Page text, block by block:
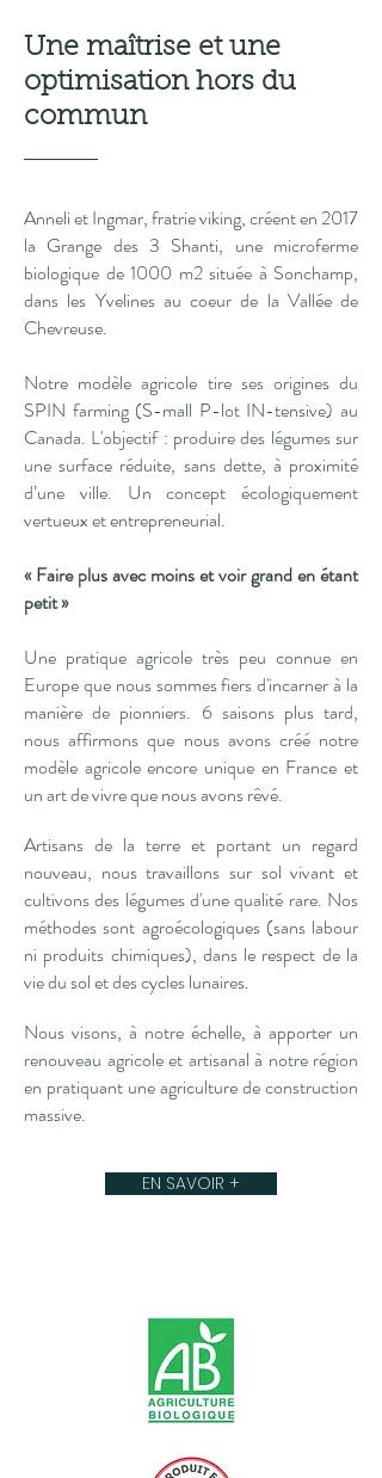
Une maîtrise et une
optimisation hors du
commun
Anneli et Ingmar, fratrie viking, créent en 2017
la Grange des 3 Shanti, une microferme
biologique de 1000 m2 située à Sonchamp,
dans les Yvelines au coeur de la Vallée de
Chevreuse.
Notre modèle agricole tire ses origines du
SPIN farming (S-mall P-lot IN-tensive) au
Canada. L'objectif : produire des légumes sur
une surface réduite, sans dette, à proximité
d’une ville. Un concept écologiquement
vertueux et entrepreneurial.
« Faire plus avec moins et voir grand en étant
petit »
Une pratique agricole très peu connue en
Europe que nous sommes fiers d'incarner à la
manière de pionniers. 6 saisons plus tard,
nous affirmons que nous avons créé notre
modèle agricole encore unique en France et
un art de vivre que nous avons rêvé.
Artisans de la terre et portant un regard
nouveau, nous travaillons sur sol vivant et
cultivons des légumes d'une qualité rare. Nos
méthodes sont agroécologiques (sans labour
ni produits chimiques), dans le respect de la
vie du sol et des cycles lunaires.
Nous visons, à notre échelle, à apporter un
renouveau agricole et artisanal à notre région
en pratiquant une agriculture de construction
massive.
EN SAVOIR +